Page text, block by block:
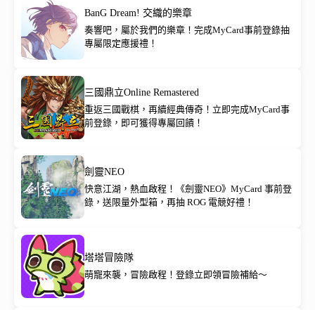
BanG Dream! 交織的樂章
奏響吧，屬於我們的樂章！完成MyCard事前登錄抽
專屬限定應援禮！
三國鼎立Online Remastered
重返三國戰棋，再續經典傳奇！立即完成MyCard事
前登錄，即可獲得專屬回饋！
劍靈NEO
快意江湖，熱血啟程！《劍靈NEO》MyCard 事前登
錄，送限量外型箱，再抽 ROG 電競好禮！
塔塔冒險隊
萌寵來襲，冒險啟程！登錄立即領冒險補給～